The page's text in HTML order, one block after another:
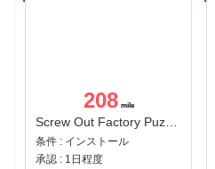
208
Screw Out Factory Puzzle 3D（経験値バーのマイルストーンを5にする（ユーザーレベル5に到達する））（Android）
条件 : インストール
承認 : 1日程度